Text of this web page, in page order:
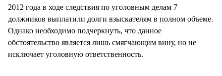
2012 года в ходе следствия по уголовным делам 7
должников выплатили долги взыскателям в полном объеме.
Однако необходимо подчеркнуть, что данное
обстоятельство является лишь смягчающим вину, но не
исключает уголовную ответственность.